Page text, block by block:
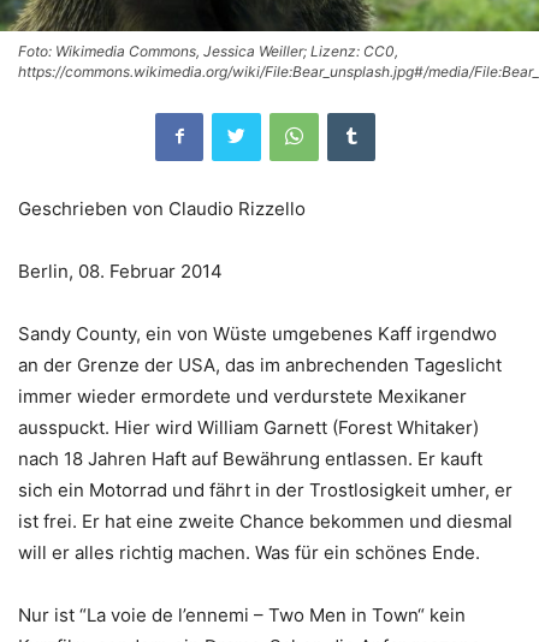
Foto: Wikimedia Commons, Jessica Weiller; Lizenz: CC0,
https://commons.wikimedia.org/wiki/File:Bear_unsplash.jpg#/media/
Geschrieben von Claudio Rizzello
Berlin, 08. Februar 2014
Sandy County, ein von Wüste umgebenes Kaff irgendwo
an der Grenze der USA, das im anbrechenden Tageslicht
immer wieder ermordete und verdurstete Mexikaner
ausspuckt. Hier wird William Garnett (Forest Whitaker)
nach 18 Jahren Haft auf Bewährung entlassen. Er kauft
sich ein Motorrad und fährt in der Trostlosigkeit umher, er
ist frei. Er hat eine zweite Chance bekommen und diesmal
will er alles richtig machen. Was für ein schönes Ende.
Nur ist “La voie de l’ennemi – Two Men in Town“ kein